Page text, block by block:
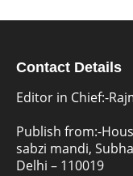
Contact Details
Editor in Chief:-
Publish from:-
sabzi mandi,
Delhi – 110019